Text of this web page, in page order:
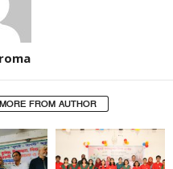
MORE FROM AUTHOR